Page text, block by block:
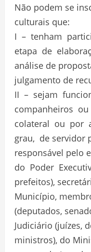
Não podem se
culturais que:
I – tenham
etapa de
análise de
julgamento de
II – sejam
companheiros
colateral ou por
grau, de servidor
responsável pelo
do Poder
prefeitos),
Município,
(deputados,
Judiciário (juízes,
ministros), do